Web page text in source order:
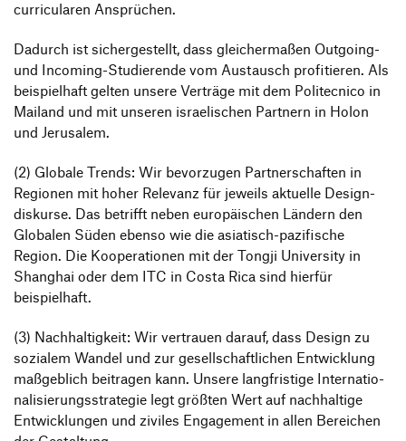
curri­cu­laren Ansprüchen.
Dadurch ist sicher­ge­stellt, dass glei­cher­maßen Outgoing-
und Inco­ming-Studie­rende vom Austausch profi­tieren. Als
beispiel­haft gelten unsere Verträge mit dem Poli­tec­nico in
Mailand und mit unseren israe­li­schen Part­nern in Holon
und Jerusalem.
(2) Globale Trends: Wir bevor­zugen Part­ner­schaften in
Regionen mit hoher Rele­vanz für jeweils aktu­elle Design­
dis­kurse. Das betrifft neben euro­päi­schen Ländern den
Globalen Süden ebenso wie die asia­tisch-pazi­fi­sche
Region. Die Koope­ra­tionen mit der Tongji Univer­sity in
Shanghai oder dem ITC in Costa Rica sind hierfür
beispielhaft.
(3) Nach­hal­tig­keit: Wir vertrauen darauf, dass Design zu
sozialem Wandel und zur gesell­schaft­li­chen Entwick­lung
maßgeb­lich beitragen kann. Unsere lang­fris­tige Inter­na­tio­
na­li­sie­rungs­stra­tegie legt größten Wert auf nach­hal­tige
Entwick­lungen und ziviles Enga­ge­ment in allen Berei­chen